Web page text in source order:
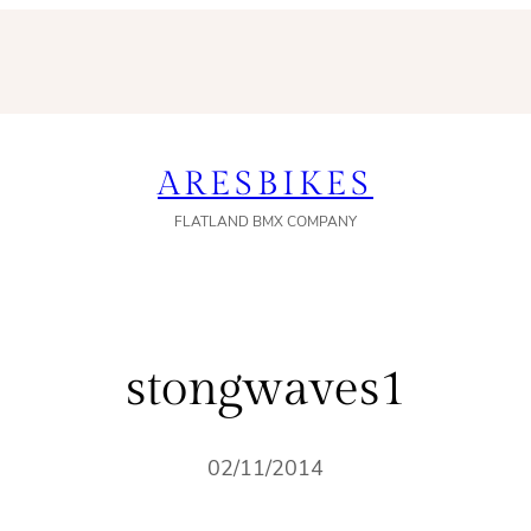
ARESBIKES
FLATLAND BMX COMPANY
stongwaves1
02/11/2014